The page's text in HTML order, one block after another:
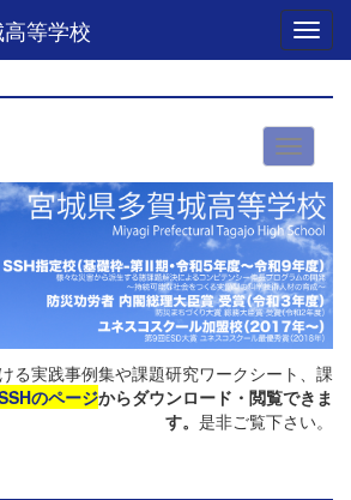
等学校
る実践事例集や課題研究ワークシート、課
のページからダウンロード・閲覧できま
す。 是非ご覧下さい。